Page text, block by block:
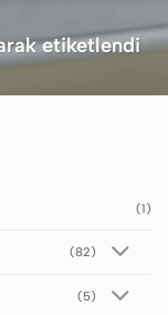
etiketlendi
(1)
(82)
(5)